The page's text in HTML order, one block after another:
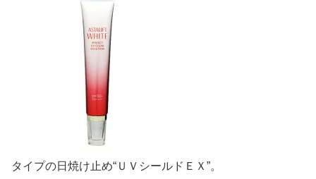
タイプの日焼け止め“ＵＶシールドＥＸ”。